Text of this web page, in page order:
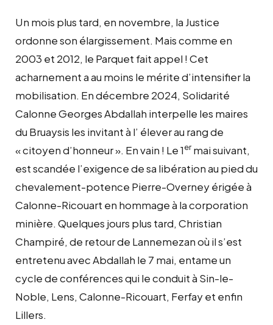
octobre
Un mois plus tard, en novembre, la Justice
ordonne son élargissement. Mais comme en
2003 et 2012, le Parquet fait appel ! Cet
acharnement a au moins le mérite d’intensifier la
mobilisation. En décembre 2024, Solidarité
Calonne Georges Abdallah interpelle les maires
du Bruaysis les invitant à l’ élever au rang de
« citoyen d’honneur ». En vain ! Le 1ermai suivant,
est scandée l’exigence de sa libération au pied du
chevalement-potence Pierre-Overney érigée à
Calonne-Ricouart en hommage à la corporation
minière. Quelques jours plus tard, Christian
Champiré, de retour de Lannemezan où il s’est
entretenu avec Abdallah le 7 mai, entame un
cycle de conférences qui le conduit à Sin-le-
Noble, Lens, Calonne-Ricouart, Ferfay et enfin
Lillers.